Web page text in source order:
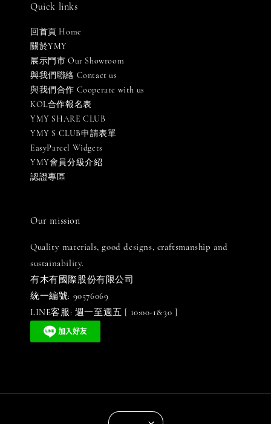
Quick links
回首頁 Home
關於YMY
展示門市 Our Showroom
與我們聯絡 Contact us
與我們合作 Cooperate with us
KOL合作報名表
YMY SHARE CLUB
YMY S CLUB申請表單
EasyParcel Widgets
YMY會員分級介紹
認證專區
Our mission
Quality materials, good designs, craftsmanship and
sustainability.
有木有國際股份有限公司
統一編號: 90576069
LINE客服: 週一至週五 [ 10:00-18:30 ]